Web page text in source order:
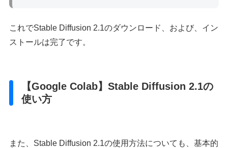
これでStable Diffusion 2.1のダウンロード、および、イン
ストールは完了です。
【Google Colab】Stable Diffusion 2.1の
使い方
また、Stable Diffusion 2.1の使用方法についても、基本的